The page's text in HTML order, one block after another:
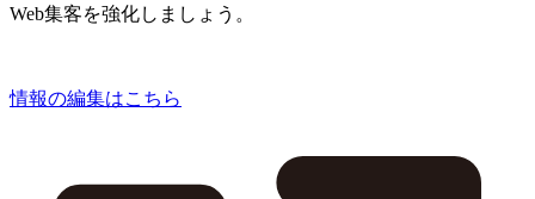
Web集客を強化しましょう。
情報の編集はこちら